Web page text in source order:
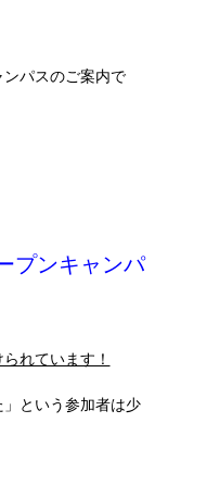
パスのご案内で
プンキャンパ
れています！
」という参加者は少